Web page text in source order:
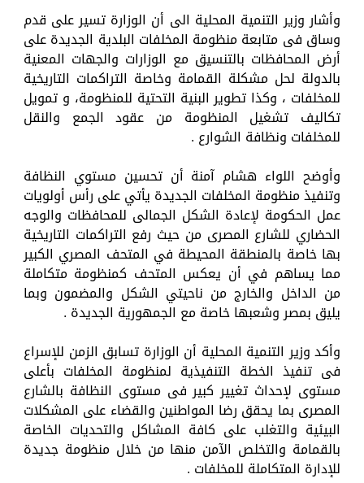
وأشار وزير التنمية المحلية الى أن الوزارة تسير على قدم
وساق فى متابعة منظومة المخلفات البلدية الجديدة على
أرض المحافظات بالتنسيق مع الوزارات والجهات المعنية
بالدولة لحل مشكلة القمامة وخاصة التراكمات التاريخية
للمخلفات ، وكذا تطوير البنية التحتية للمنظومة، و تمويل
تكاليف تشغيل المنظومة من عقود الجمع والنقل
للمخلفات ونظافة الشوارع .
وأوضح اللواء هشام آمنة أن تحسين مستوي النظافة
وتنفيذ منظومة المخلفات الجديدة يأتي على رأس أولويات
عمل الحكومة لإعادة الشكل الجمالى للمحافظات والوجه
الحضاري للشارع المصرى من حيث رفع التراكمات التاريخية
بها خاصة بالمنطقة المحيطة في المتحف المصري الكبير
مما يساهم في أن يعكس المتحف كمنظومة متكاملة
من الداخل والخارج من ناحيتي الشكل والمضمون وبما
يليق بمصر وشعبها خاصة مع الجمهورية الجديدة .
وأكد وزير التنمية المحلية أن الوزارة تسابق الزمن للإسراع
فى تنفيذ الخطة التنفيذية لمنظومة المخلفات بأعلى
مستوى لإحداث تغيير كبير فى مستوى النظافة بالشارع
المصرى بما يحقق رضا المواطنين والقضاء على المشكلات
البيئية والتغلب على كافة المشاكل والتحديات الخاصة
بالقمامة والتخلص الآمن منها من خلال منظومة جديدة
للإدارة المتكاملة للمخلفات .